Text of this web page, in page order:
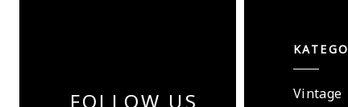
FOLLOW US
Vintage